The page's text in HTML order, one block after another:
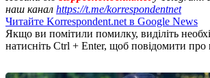
наш канал https://t.me/korrespondentnet
Читайте Korrespondent.net в Google News
Якщо ви помітили помилку, виділіть
натисніть Ctrl + Enter, щоб повідомити про